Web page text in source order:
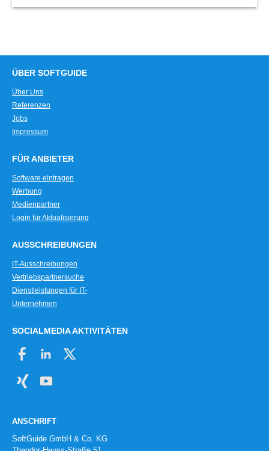
ÜBER SOFTGUIDE
Über Uns
Referenzen
Jobs
Impressum
FÜR ANBIETER
Software eintragen
Werbung
Medienpartner
Login für Aktualisierung
AUSSCHREIBUNGEN
IT-Ausschreibungen
Vertriebspartnersuche
Dienstleistungen für IT-
Unternehmen
SOCIALMEDIA AKTIVITÄTEN
ANSCHRIFT
SoftGuide GmbH & Co. KG